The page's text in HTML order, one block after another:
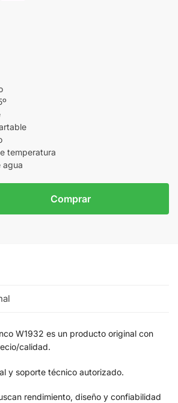
temperatura
agua
Comprar
W1932 es un producto original con
calidad.
y soporte técnico autorizado.
rendimiento, diseño y confiabilidad